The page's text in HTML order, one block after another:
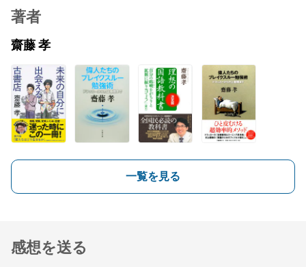
著者
齋藤 孝
一覧を見る
感想を送る